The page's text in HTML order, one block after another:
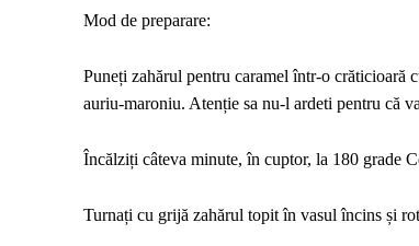
Mod de preparare:
Puneți zahărul pentru caramel într-o crăticioară
auriu-maroniu. Atenție sa nu-l ardeti pentru că
Încălziți câteva minute, în cuptor, la 180 grade
Turnați cu grijă zahărul topit în vasul încins și